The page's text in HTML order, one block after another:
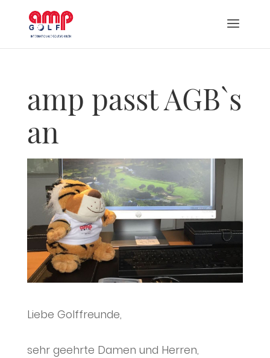
amp passt AGB`s
an
Liebe Golffreunde,
sehr geehrte Damen und Herren,